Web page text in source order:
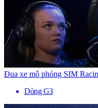
Đua xe mô phỏng SIM
Dòng G3